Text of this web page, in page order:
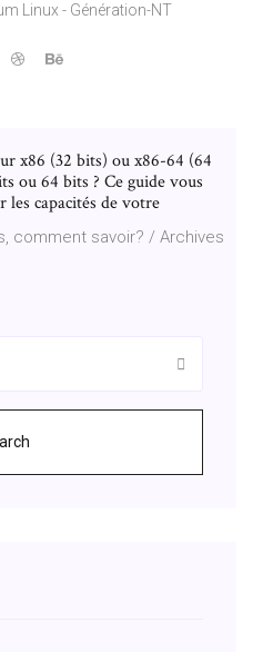
Linux - Génération-NT
x86 (32 bits) ou x86-64 (64
ou 64 bits ? Ce guide vous
capacités de votre
comment savoir? / Archives